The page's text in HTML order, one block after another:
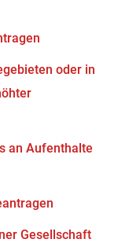
oder in
an Aufenthalte
Gesellschaft